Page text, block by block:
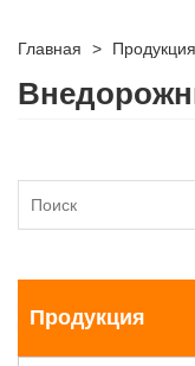
Главная > Продукция
Продукция